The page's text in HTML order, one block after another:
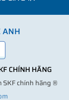
ANH
CHÍNH HÃNG
SKF chính hãng ®